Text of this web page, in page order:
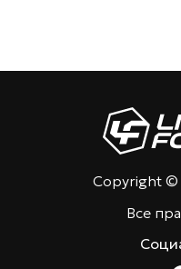
Copyright ©
Все